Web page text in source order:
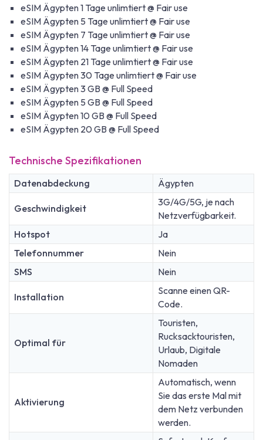
eSIM Ägypten 1 Tage unlimtiert @ Fair use
eSIM Ägypten 5 Tage unlimtiert @ Fair use
eSIM Ägypten 7 Tage unlimtiert @ Fair use
eSIM Ägypten 14 Tage unlimtiert @ Fair use
eSIM Ägypten 21 Tage unlimtiert @ Fair use
eSIM Ägypten 30 Tage unlimtiert @ Fair use
eSIM Ägypten 3 GB @ Full Speed
eSIM Ägypten 5 GB @ Full Speed
eSIM Ägypten 10 GB @ Full Speed
eSIM Ägypten 20 GB @ Full Speed
Technische Spezifikationen
Datenabdeckung Ägypten
Geschwindigkeit
3G/4G/5G, je nach
Netzverfügbarkeit.
Hotspot
Ja
Telefonnummer
Nein
SMS
Nein
Installation
Scanne einen QR-
Code.
Optimal für
Touristen,
Rucksacktouristen,
Urlaub, Digitale
Nomaden
Aktivierung
Automatisch, wenn
Sie das erste Mal mit
dem Netz verbunden
werden.